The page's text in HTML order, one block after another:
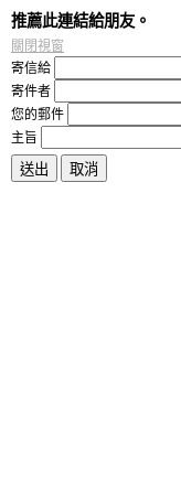
推薦此連結給朋友。
關閉視窗
寄信給
寄件者
您的郵件
主旨
送出 取消